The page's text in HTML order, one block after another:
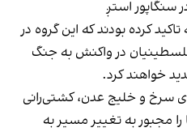
استږ
کرده بودند که این گروه در
در واکنش به جنگ
خواهند کرد.
سرخ و خلیج عدن، کشتی‌رانی
مجبور به تغییر مسیر به